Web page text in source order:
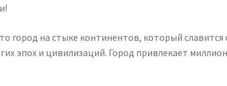
город на стыке континентов, который
эпох и цивилизаций. Город привлекает